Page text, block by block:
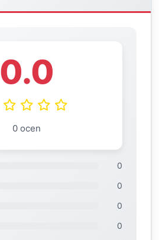
0.0
0 ocen
0
0
0
0